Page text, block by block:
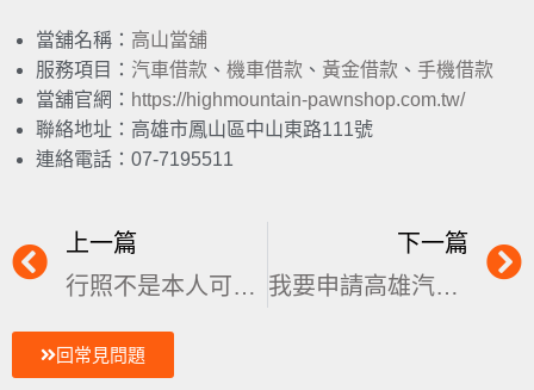
當舖名稱： 高山當舖
服務項目： 汽車借款 、 機車借款 、 黃金借款 、 手機借款
當舖官網： https://highmountain-pawnshop.com.tw/
聯絡地址：高雄市鳳山區中山東路111號
連絡電話：07-7195511
上一篇
行照不是本人可以去當舖借款嗎？汽車借款非車主可借嗎
下一篇
我要申請高雄汽車借款，需要準備哪些資料？
回常見問題